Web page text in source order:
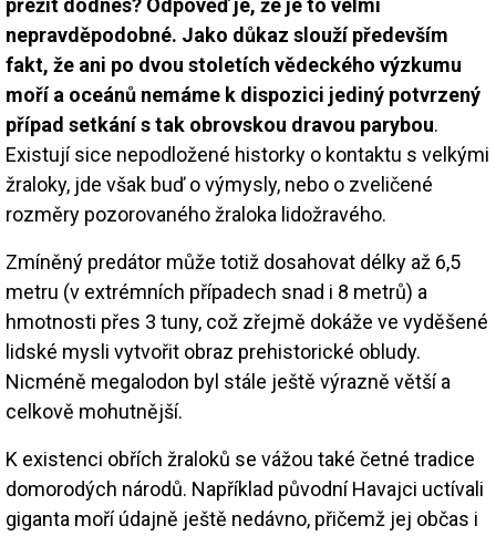
přežít dodnes? Odpověď je, že je to velmi
nepravděpodobné. Jako důkaz slouží především
fakt, že ani po dvou stoletích vědeckého výzkumu
moří a oceánů nemáme k dispozici jediný potvrzený
případ setkání s tak obrovskou dravou parybou.
Existují sice nepodložené historky o kontaktu s velkými
žraloky, jde však buď o výmysly, nebo o zveličené
rozměry pozorovaného žraloka lidožravého.
Zmíněný predátor může totiž dosahovat délky až 6,5
metru (v extrémních případech snad i 8 metrů) a
hmotnosti přes 3 tuny, což zřejmě dokáže ve vyděšené
lidské mysli vytvořit obraz prehistorické obludy.
Nicméně megalodon byl stále ještě výrazně větší a
celkově mohutnější.
K existenci obřích žraloků se vážou také četné tradice
domorodých národů. Například původní Havajci uctívali
giganta moří údajně ještě nedávno, přičemž jej občas i